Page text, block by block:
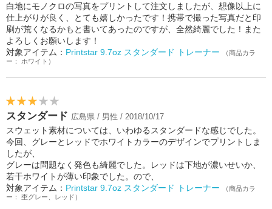
白地にモノクロの写真をプリントして注文しましたが、想像以上に
仕上がりが良く、とても嬉しかったです！携帯で撮った写真だと印
刷が荒くなるかもと書いてあったのですが、全然綺麗でした！また
よろしくお願いします！
対象アイテム： Printstar 9.7oz スタンダード トレーナー
（商品カラ
ー： ホワイト）
スタンダード 広島県 / 男性 / 2018/10/17
スウェット素材については、いわゆるスタンダードな感じでした。
今回、グレーとレッドでホワイトカラーのデザインでプリントしま
したが、
グレーは問題なく発色も綺麗でした。レッドは下地が濃いせいか、
若干ホワイトが薄い印象でした。ので、
対象アイテム： Printstar 9.7oz スタンダード トレーナー
（商品カラ
ー： 杢グレー、レッド）